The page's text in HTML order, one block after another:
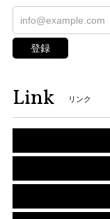
登録
Link リンク